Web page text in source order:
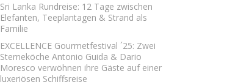
Sri Lanka Rundreise: 12 Tage zwischen
Elefanten, Teeplantagen & Strand als
Familie
EXCELLENCE Gourmetfestival ´25: Zwei
Sterneköche Antonio Guida & Dario
Moresco verwöhnen ihre Gäste auf einer
luxeriösen Schiffsreise